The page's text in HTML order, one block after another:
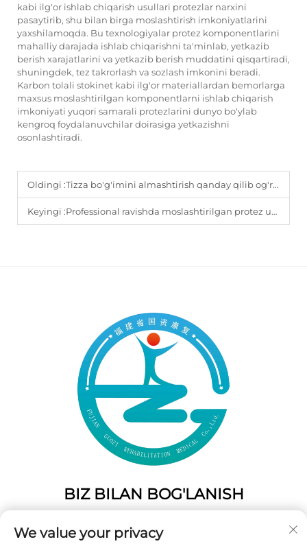
kabi ilg'or ishlab chiqarish usullari protezlar narxini
pasaytirib, shu bilan birga moslashtirish imkoniyatlarini
yaxshilamoqda. Bu texnologiyalar protez komponentlarini
mahalliy darajada ishlab chiqarishni ta'minlab, yetkazib
berish xarajatlarini va yetkazib berish muddatini qisqartiradi,
shuningdek, tez takrorlash va sozlash imkonini beradi.
Karbon tolali stokinet kabi ilg'or materiallardan bemorlarga
maxsus moslashtirilgan komponentlarni ishlab chiqarish
imkoniyati yuqori samarali protezlarini dunyo bo'ylab
kengroq foydalanuvchilar doirasiga yetkazishni
osonlashtiradi.
Oldingi :Tizza bo'g'imini almashtirish qanday qilib og'riqni kamaytiradi va funksiyani yaxshilaydi?
Keyingi :Professional ravishda moslashtirilgan protez uzun muddatli tushish va bo'g'im sog'lig'ini qanday yaxshilaydi?
BIZ BILAN BOG'LANISH
Fujian, Xitoy
We value your privacy